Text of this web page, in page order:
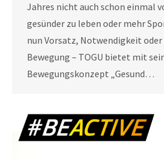
Jahres nicht auch schon einmal
gesünder zu leben oder mehr
nun Vorsatz, Notwendigkeit oder
Bewegung – TOGU bietet mit
Bewegungskonzept „Gesund…